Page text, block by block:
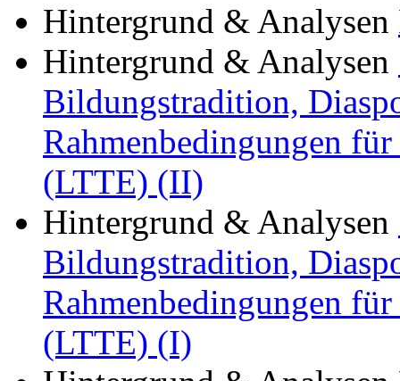
Hintergrund & Analysen
Hintergrund & Analysen
Bildungstradition,
Rahmenbedingungen
(LTTE) (II)
Hintergrund & Analysen
Bildungstradition,
Rahmenbedingungen
(LTTE) (I)